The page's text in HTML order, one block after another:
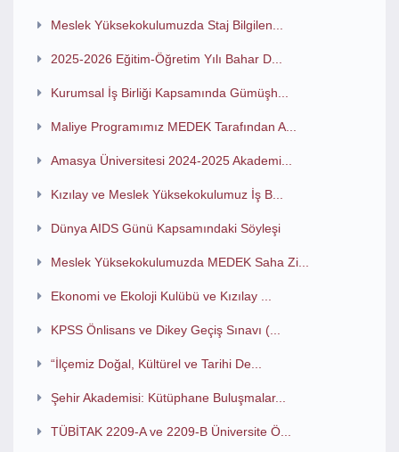
Meslek Yüksekokulumuzda Staj Bilgilen...
2025-2026 Eğitim-Öğretim Yılı Bahar D...
Kurumsal İş Birliği Kapsamında Gümüşh...
Maliye Programımız MEDEK Tarafından A...
Amasya Üniversitesi 2024-2025 Akademi...
Kızılay ve Meslek Yüksekokulumuz İş B...
Dünya AIDS Günü Kapsamındaki Söyleşi
Meslek Yüksekokulumuzda MEDEK Saha Zi...
Ekonomi ve Ekoloji Kulübü ve Kızılay ...
KPSS Önlisans ve Dikey Geçiş Sınavı (...
“İlçemiz Doğal, Kültürel ve Tarihi De...
Şehir Akademisi: Kütüphane Buluşmalar...
TÜBİTAK 2209-A ve 2209-B Üniversite Ö...